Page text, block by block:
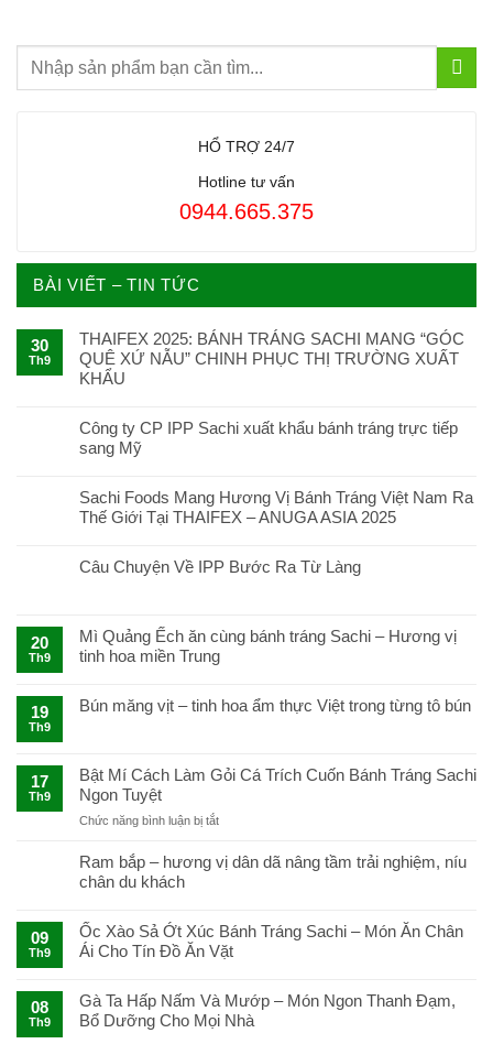
HỔ TRỢ 24/7
Hotline tư vấn
0944.665.375
BÀI VIẾT – TIN TỨC
30
Th9
THAIFEX 2025: BÁNH TRÁNG SACHI MANG “GÓC
QUÊ XỨ NẪU” CHINH PHỤC THỊ TRƯỜNG XUẤT
KHẨU
Công ty CP IPP Sachi xuất khẩu bánh tráng trực tiếp
sang Mỹ
Sachi Foods Mang Hương Vị Bánh Tráng Việt Nam Ra
Thế Giới Tại THAIFEX – ANUGA ASIA 2025
Câu Chuyện Về IPP Bước Ra Từ Làng
20
Th9
Mì Quảng Ếch ăn cùng bánh tráng Sachi – Hương vị
tinh hoa miền Trung
19
Th9
Bún măng vịt – tinh hoa ẩm thực Việt trong từng tô bún
17
Th9
Bật Mí Cách Làm Gỏi Cá Trích Cuốn Bánh Tráng Sachi
Ngon Tuyệt
Chức năng bình luận bị tắtở
Mí
Cách
Cá
Trích
Cuốn
Tráng
Sachi
Ngon
Ram bắp – hương vị dân dã nâng tầm trải nghiệm, níu
chân du khách
09
Th9
Ốc Xào Sả Ớt Xúc Bánh Tráng Sachi – Món Ăn Chân
Ái Cho Tín Đồ Ăn Vặt
08
Th9
Gà Ta Hấp Nấm Và Mướp – Món Ngon Thanh Đạm,
Bổ Dưỡng Cho Mọi Nhà